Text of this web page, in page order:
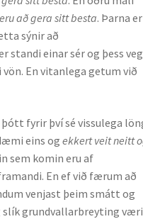
að gera sitt besta. Þarna er
sýnir að
standi einar sér og þess
En vitanlega getum við
fyrir því sé vissulega
eins ogekkert veit neitt
sem komin eru af
En ef við færum að
venjast þeim smátt og
slík grundvallarbreyting væri